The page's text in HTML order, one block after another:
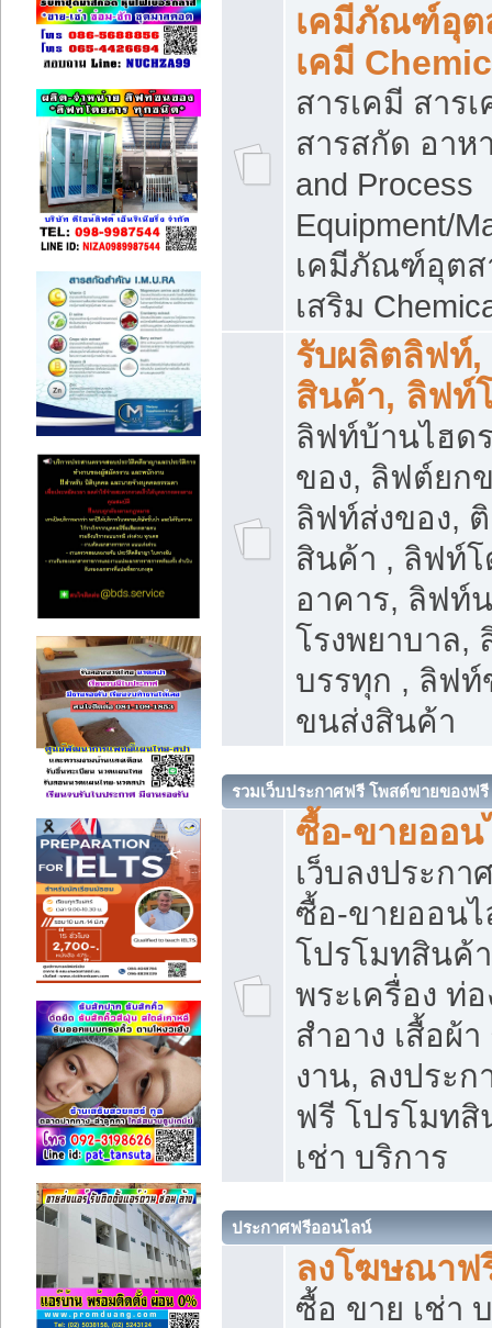
เคมีภัณฑ์อุต
เคมี
สารเคมี สาร
สารสกัด อาห
and Process
Equipment/
เคมีภัณฑ์อุตส
เสริม
รับผลิตลิฟท์
สินค้า, ลิฟท์
ลิฟท์บ้านไฮด
ของ, ลิฟต์ยก
ลิฟท์ส่งของ,
สินค้า , ลิฟท์
อาคาร, ลิฟท์
โรงพยาบาล,
บรรทุก , ลิฟ
ขนส่งสินค้า
รวมเว็บประกาศฟรี โพสต์ขายของฟรี
ซื้อ-ขายออน
เว็บลงประก
ซื้อ-ขายออน
โปรโมทสินค้
พระเครื่อง ท่อ
สำอาง เสื้อผ้
งาน, ลงประ
ฟรี โปรโมท
เช่า บริการ
ประกาศฟรีออนไลน์
ลงโฆษณาฟ
ซื้อ ขาย เช่า